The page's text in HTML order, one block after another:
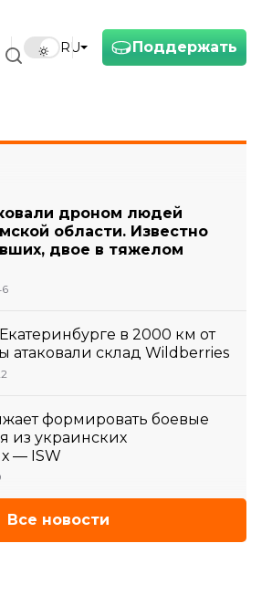
Поддержать
RU
дроном людей
области. Известно
двое в тяжелом
в 2000 км от
атаковали склад Wildberries
формировать боевые
из украинских
— ISW
Все новости